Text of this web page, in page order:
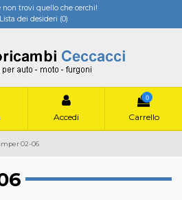
non trovi quello che cerchi!
Lista dei desideri (0)
Accedi
0
Carrello
02-06